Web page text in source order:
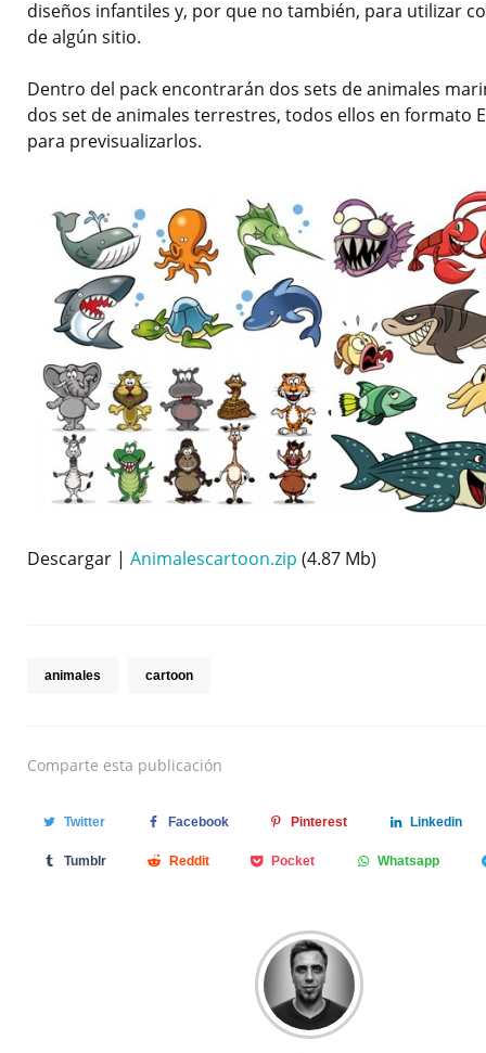
diseños infantiles y, por que no también, para utilizar
de algún sitio.
Dentro del pack encontrarán dos sets de animales
dos set de animales terrestres, todos ellos en formato
para previsualizarlos.
Descargar | Animalescartoon.zip (4.87 Mb)
animales cartoon
Comparte esta publicación
Twitter Facebook Pinterest Linkedin
Tumblr Reddit Pocket Whatsapp